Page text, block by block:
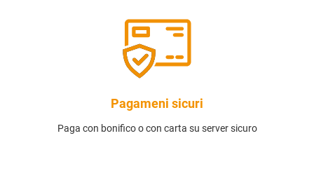
Pagameni sicuri
Paga con bonifico o con carta su server sicuro